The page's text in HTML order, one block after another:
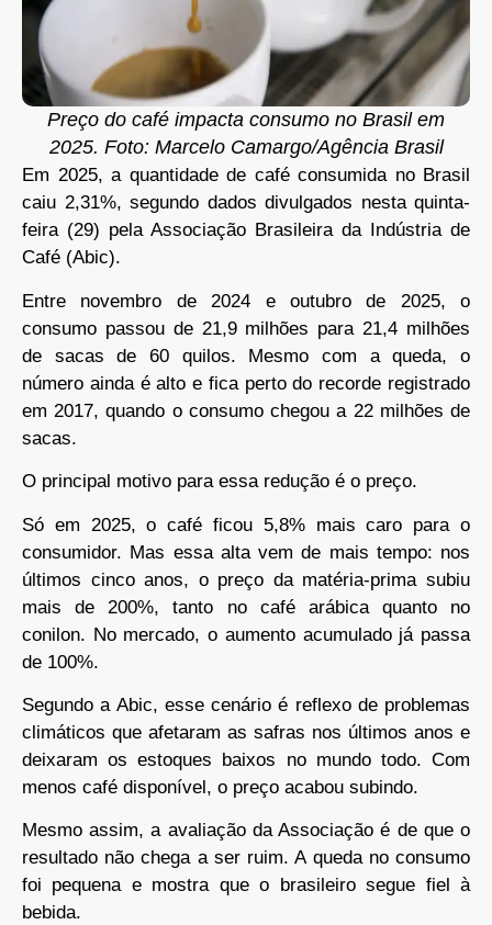
Preço do café impacta consumo no Brasil em
2025. Foto: Marcelo Camargo/Agência Brasil
Em 2025, a quantidade de café consumida no Brasil
caiu 2,31%, segundo dados divulgados nesta quinta-
feira (29) pela Associação Brasileira da Indústria de
Café (Abic).
Entre novembro de 2024 e outubro de 2025, o
consumo passou de 21,9 milhões para 21,4 milhões
de sacas de 60 quilos. Mesmo com a queda, o
número ainda é alto e fica perto do recorde registrado
em 2017, quando o consumo chegou a 22 milhões de
sacas.
O principal motivo para essa redução é o preço.
Só em 2025, o café ficou 5,8% mais caro para o
consumidor. Mas essa alta vem de mais tempo: nos
últimos cinco anos, o preço da matéria-prima subiu
mais de 200%, tanto no café arábica quanto no
conilon. No mercado, o aumento acumulado já passa
de 100%.
Segundo a Abic, esse cenário é reflexo de problemas
climáticos que afetaram as safras nos últimos anos e
deixaram os estoques baixos no mundo todo. Com
menos café disponível, o preço acabou subindo.
Mesmo assim, a avaliação da Associação é de que o
resultado não chega a ser ruim. A queda no consumo
foi pequena e mostra que o brasileiro segue fiel à
bebida.